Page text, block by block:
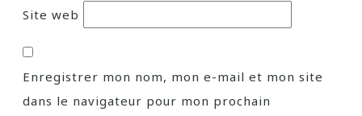
Site web
Enregistrer mon nom, mon e-mail et mon site
dans le navigateur pour mon prochain